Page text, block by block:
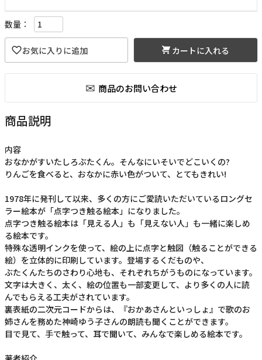
カートに入れる
商品説明
内容
おなかがすいたしろぶたくん。そんなにいそいでどこいくの?
りんごを食べると、おなかに赤い色がついて、とてもきれい!
1978年に発刊して以来、多くの方にご愛読いただいているロングセ
ラー絵本が「点字つき触る絵本」になりました。
点字つき触る絵本は「見える人」も「見えない人」も一緒に楽しめ
る絵本です。
特殊な透明インクを使って、絵の上に点字と触図（触ることができる
絵）を立体的に印刷しています。登場するくだものや、
ぶたくんたちのさわり心地も、それぞれちがうものになっています。
文字は大きく、太く、絵の位置も一部変更して、より多くの人に読
んでもらえる工夫がされています。
裏表紙の二次元コードからは、『おかあさんといっしょ』で歌のお
姉さんを務めた神崎ゆう子さんの朗読も聞くことができます。
目で見て、手で触って、耳で聞いて、みんなで楽しめる絵本です。